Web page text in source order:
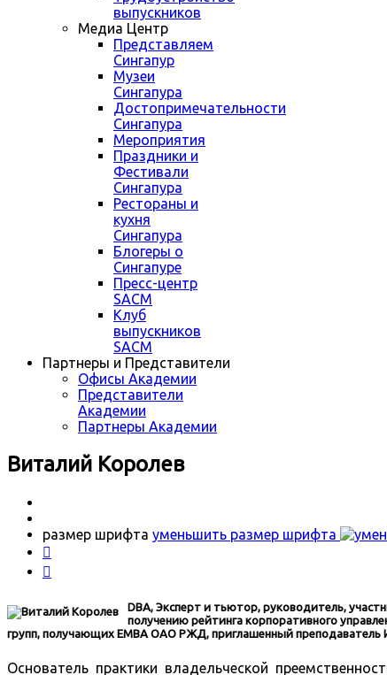
выпускников
Медиа Центр
Представляем
Сингапур
Музеи
Сингапура
Достопримечательности
Сингапура
Мероприятия
Праздники и
Фестивали
Сингапура
Рестораны и
кухня
Сингапура
Блогеры о
Сингапуре
Пресс-центр
SACM
Клуб
выпускников
SACM
Партнеры и Представители
Офисы Академии
Представители
Академии
Партнеры Академии
Виталий Королев
размер шрифта уменьшить размер шрифта


DBA, Эксперт и тьютор, руководитель,
получению рейтинга корпоративного
групп, получающих EMBA ОАО РЖД, приглашенный
Основатель практики владельческой